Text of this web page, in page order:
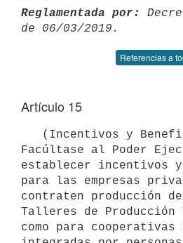
Reglamentada por:
Referencias a
Artículo 15
Facúltase al Poder
establecer incentivos
para las empresas
contraten producción
Talleres de
como para